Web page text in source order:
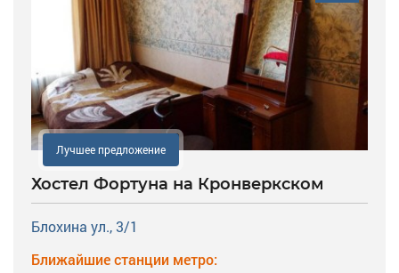
Лучшее предложение
Хостел Фортуна на Кронверкском
Блохина ул., 3/1
Ближайшие станции метро: